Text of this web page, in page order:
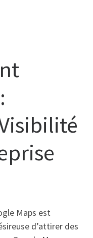
Maps est
d’attirer des